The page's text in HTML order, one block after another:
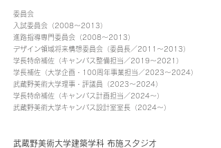
委員会
入試委員会（2008〜2013）
進路指導専門委員会（2008〜2013）
デザイン領域将来構想委員会（委員長／2011〜2013）
学長特命補佐（キャンパス整備担当／2019〜2021）
学長補佐（大学企画・100周年事業担当／2023〜2024）
​武蔵野美術大学理事・評議員（2023〜2024）
学長特命補佐（キャンパス計画担当／2024〜）
​武蔵野美術大学キャンパス設計室室長（2024〜）
武蔵野美術大学建築学科 布施スタジオ